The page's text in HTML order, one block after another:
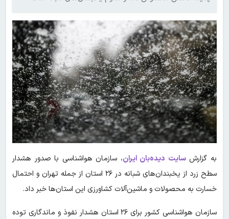
به گزارشسایت دیده‌بان ایران، سازمان هواشناسی با صدور هشدار
سطح زرد از یخبندان‌های شبانه در ۲۶ استان از جمله تهران و احتمال
خسارت به محصولات و ماشین‌آلات کشاورزی این استان‌ها خبر داد.
سازمان هواشناسی کشور برای ۲۶ استان هشدار نفوذ و ماندگاری توده